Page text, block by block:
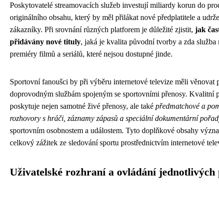
Poskytovatelé streamovacích služeb investují miliardy korun do
originálního obsahu, který by měl přilákat nové předplatitele a
zákazníky. Při srovnání různých platforem je důležité zjistit, jak
přidávány nové tituly, jaká je kvalita původní tvorby a zda
premiéry filmů a seriálů, které nejsou dostupné jinde.
Sportovní fanoušci by při výběru internetové televize měli věnovat
doprovodným službám spojeným se sportovními přenosy. Kvalitní
poskytuje nejen samotné živé přenosy, ale také předmatchové a
rozhovory s hráči, záznamy zápasů a speciální dokumentární
sportovním osobnostem a událostem. Tyto doplňkové obsahy
celkový zážitek ze sledování sportu prostřednictvím internetové
Uživatelské rozhraní a ovládání jednotlivých